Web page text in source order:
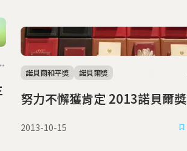
努力不懈獲肯定 2013諾貝爾獎
諾貝爾和平獎 諾貝爾獎
2013-10-15